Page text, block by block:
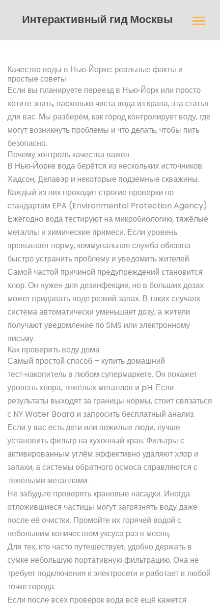
Интерактивный гид Москвы
Качество воды в Нью‑Йорке: реальные факты и
простые советы
Если вы планируете переезд в Нью‑Йорк или просто
хотите знать, насколько чиста вода из крана, эта статья
для вас. Мы разберём, как город контролирует воду, где
могут возникнуть проблемы и что делать, чтобы пить
безопасно.
Почему контроль качества важен
В Нью‑Йорке вода берётся из нескольких источников:
Хадсон, Делавэр и некоторые подземные скважины.
Каждый из них проходит строгие проверки по
стандартам EPA (Environmental Protection Agency).
Ежегодно вода тестируют на микробиологию, тяжёлые
металлы и химические примеси. Если уровень
превышает норму, коммунальная служба обязана
быстро устранить проблему и уведомить жителей.
Самой частой причиной предупреждений становится
хлор. Он нужен для дезинфекции, но в больших дозах
может придавать воде резкий запах. В таких случаях
система автоматически уменьшает дозу, а жители
получают уведомление по SMS или электронному
письму.
Как проверить воду дома
Самый простой способ – купить домашний
тест‑накопитель в любом супермаркете. Он покажет
уровень хлора, тяжёлых металлов и pH. Если
результаты выходят за границы нормы, стоит связаться
с NY Water Board и запросить бесплатный анализ.
Если у вас есть дети или пожилые люди, лучше
установить фильтр на кухонный кран. Фильтры с
активированным углём эффективно удаляют хлор и
запахи, а системы обратного осмоса справляются с
тяжёлыми металлами.
Не забудьте проверять крановые насадки. Иногда
отложившиеся частицы могут загрязнять воду даже
после её очистки. Промойте их горячей водой с
небольшим количеством уксуса раз в месяц.
Для тех, кто часто путешествует, удобно держать в
сумке небольшую портативную фильтрацию. Она не
требует подключения к электросети и работает в любой
точке города.
Если после всех проверок вода всё ещё кажется